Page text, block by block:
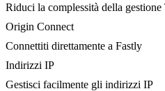
Riduci la complessità della
Origin Connect
Connettiti direttamente a Fastly
Indirizzi IP
Gestisci facilmente gli indirizzi IP